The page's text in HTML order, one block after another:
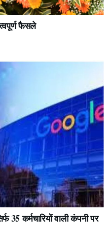
फैसले
35 कर्मचारियों वाली कंपनी पर